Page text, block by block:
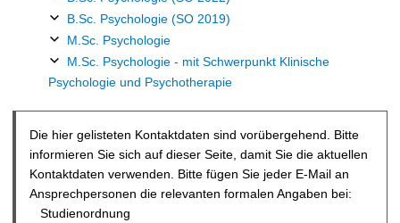
B.Sc. Psychologie (SO 2019)
M.Sc. Psychologie
M.Sc. Psychologie - mit Schwerpunkt Klinische
Psychologie und Psychotherapie
Die hier gelisteten Kontaktdaten sind vorübergehend. Bitte
informieren Sie sich auf dieser Seite, damit Sie die aktuellen
Kontaktdaten verwenden. Bitte fügen Sie jeder E-Mail an
Ansprechpersonen die relevanten formalen Angaben bei:
Studienordnung